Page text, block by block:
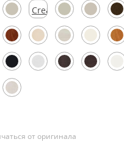
Cream
Silk
от оригинала